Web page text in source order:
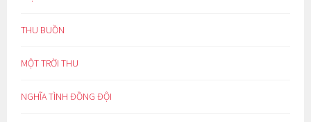
THU BUỒN
MỘT TRỜI THU
NGHĨA TÌNH ĐỒNG ĐỘI